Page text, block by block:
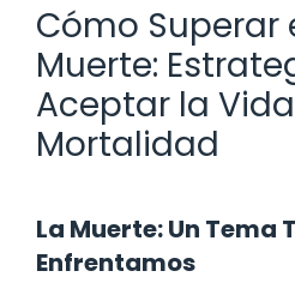
Cómo Superar
Muerte:
Aceptar la
Mortalidad
La Muerte: Un Tema
Enfrentamos